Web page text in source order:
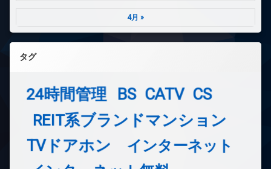
4月 »
タグ
24時間管理 BS CATV CS
REIT系ブランドマンション
TVドアホン
インターネット